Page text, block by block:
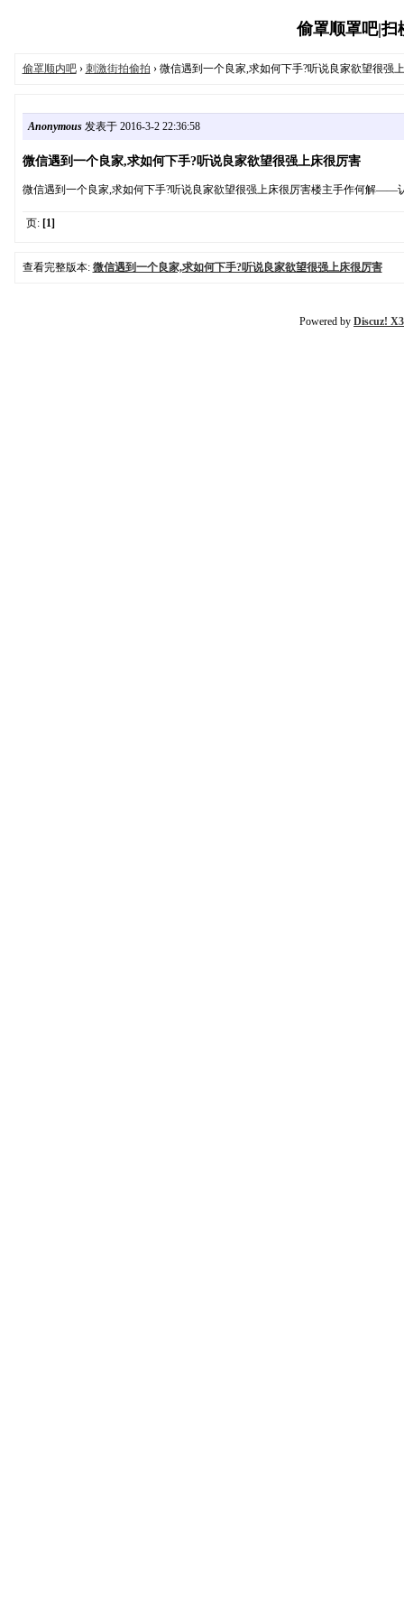
偷罩顺罩吧|扫
偷罩顺内吧› 刺激街拍偷拍 › 微信遇到一个良家,求如何下手?听说良家欲望很强
Anonymous发表于 2016-3-2 22:36:58
微信遇到一个良家,求如何下手?听说良家欲望很强上床很厉害
微信遇到一个良家,求如何下手?听说良家欲望很强上床很厉害楼主手作何解
页: [1]
查看完整版本: 微信遇到一个良家,求如何下手?听说良家欲望很强上床很厉害
Powered by Discuz!